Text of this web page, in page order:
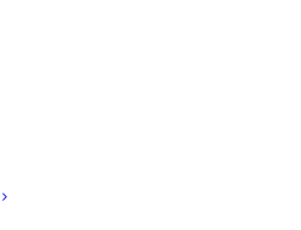
Coninck organise son
»